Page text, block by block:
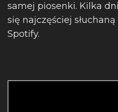
samej piosenki. Kilka
się najczęściej
Spotify.